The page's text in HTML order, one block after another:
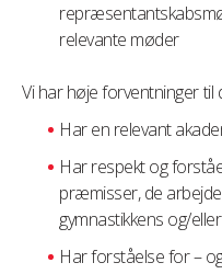
relevante møder
Vi har høje forventninger til
Har en relevant
Har respekt og
præmisser, de
gymnastikkens og/
Har forståelse for –